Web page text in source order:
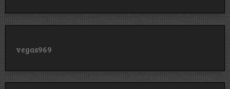
vegas969